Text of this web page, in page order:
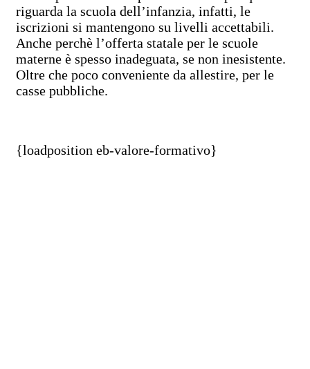
riguarda la scuola dell’infanzia, infatti, le
iscrizioni si mantengono su livelli accettabili.
Anche perchè l’offerta statale per le scuole
materne è spesso inadeguata, se non inesistente.
Oltre che poco conveniente da allestire, per le
casse pubbliche.
{loadposition eb-valore-formativo}